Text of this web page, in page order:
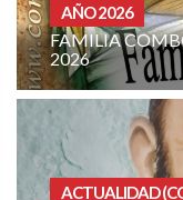
AGOSTO